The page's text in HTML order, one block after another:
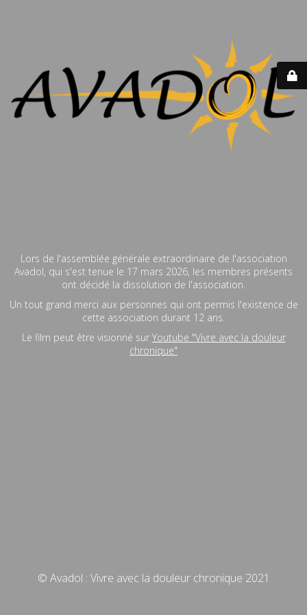
Lors de l'assemblée générale extraordinaire de l'association
Avadol, qui s'est tenue le 17 mars 2026, les membres présents
ont décidé la dissolution de l'association.
Un tout grand merci aux personnes qui ont permis l'existence de
cette association durant 12 ans.
Le film peut être visionné sur Youtube "Vivre avec la douleur
chronique"
© Avadol : Vivre avec la douleur chronique 2021